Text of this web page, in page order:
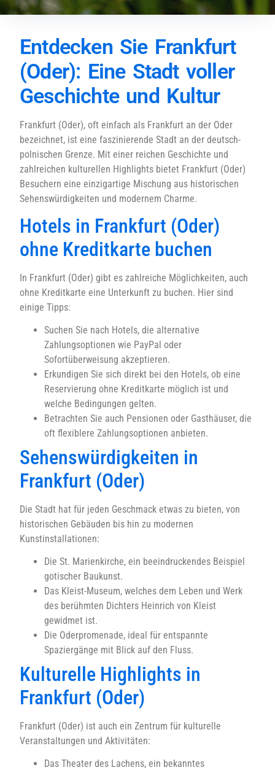
Entdecken Sie Frankfurt
(Oder): Eine Stadt voller
Geschichte und Kultur
Frankfurt (Oder), oft einfach als Frankfurt an der Oder
bezeichnet, ist eine faszinierende Stadt an der deutsch-
polnischen Grenze. Mit einer reichen Geschichte und
zahlreichen kulturellen Highlights bietet Frankfurt (Oder)
Besuchern eine einzigartige Mischung aus historischen
Sehenswürdigkeiten und modernem Charme.
Hotels in Frankfurt (Oder)
ohne Kreditkarte buchen
In Frankfurt (Oder) gibt es zahlreiche Möglichkeiten, auch
ohne Kreditkarte eine Unterkunft zu buchen. Hier sind
einige Tipps:
Suchen Sie nach Hotels, die alternative
Zahlungsoptionen wie PayPal oder
Sofortüberweisung akzeptieren.
Erkundigen Sie sich direkt bei den Hotels, ob eine
Reservierung ohne Kreditkarte möglich ist und
welche Bedingungen gelten.
Betrachten Sie auch Pensionen oder Gasthäuser, die
oft flexiblere Zahlungsoptionen anbieten.
Sehenswürdigkeiten in
Frankfurt (Oder)
Die Stadt hat für jeden Geschmack etwas zu bieten, von
historischen Gebäuden bis hin zu modernen
Kunstinstallationen:
Die St. Marienkirche, ein beeindruckendes Beispiel
gotischer Baukunst.
Das Kleist-Museum, welches dem Leben und Werk
des berühmten Dichters Heinrich von Kleist
gewidmet ist.
Die Oderpromenade, ideal für entspannte
Spaziergänge mit Blick auf den Fluss.
Kulturelle Highlights in
Frankfurt (Oder)
Frankfurt (Oder) ist auch ein Zentrum für kulturelle
Veranstaltungen und Aktivitäten:
Das Theater des Lachens, ein bekanntes